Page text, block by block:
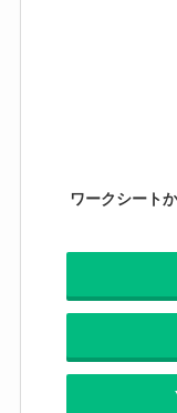
ワークシート